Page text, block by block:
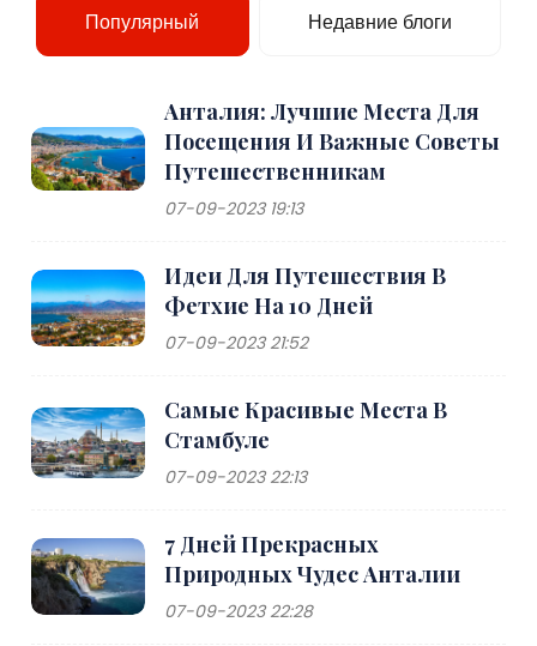
Популярный Недавние блоги
Анталия: Лучшие Места Для
Посещения И Важные Советы
Путешественникам
07-09-2023 19:13
Идеи Для Путешествия В
Фетхие На 10 Дней
07-09-2023 21:52
Самые Красивые Места В
Стамбуле
07-09-2023 22:13
7 Дней Прекрасных
Природных Чудес Анталии
07-09-2023 22:28